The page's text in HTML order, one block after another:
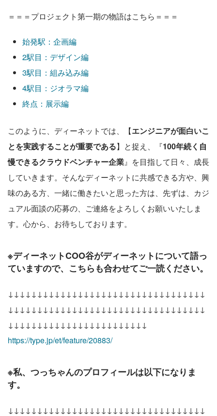
＝＝＝プロジェクト第一期の物語はこちら＝＝＝
始発駅：企画編
2駅目：デザイン編
3駅目：組み込み編
4駅目：ジオラマ編
終点：展示編
このように、ディーネットでは、【エンジニアが面白いこ
とを実践することが重要である】と捉え、『100年続く自
慢できるクラウドベンチャー企業』を目指して日々、成長
していきます。そんなディーネットに共感できる方や、興
味のある方、一緒に働きたいと思った方は、先ずは、カジ
ュアル面談の応募の、ご連絡をよろしくお願いいたしま
す。心から、お待ちしております。
※ディーネットCOO谷がディーネットについて語っ
ていますので、こちらも合わせてご一読ください。
↓↓↓↓↓↓↓↓↓↓↓↓↓↓↓↓↓↓↓↓↓↓↓↓↓↓↓↓↓↓↓↓↓↓
↓↓↓↓↓↓↓↓↓↓↓↓↓↓↓↓↓↓↓↓↓↓↓↓↓↓↓↓↓↓↓↓↓↓
↓↓↓↓↓↓↓↓↓↓↓↓↓↓↓↓↓↓↓↓↓↓↓↓
https://type.jp/et/feature/20883/
※私、つっちゃんのプロフィールは以下になりま
す。
↓↓↓↓↓↓↓↓↓↓↓↓↓↓↓↓↓↓↓↓↓↓↓↓↓↓↓↓↓↓↓↓↓↓